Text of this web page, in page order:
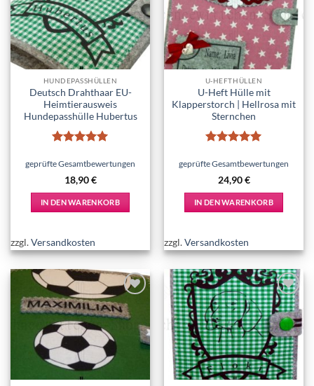
Optionen
können
auf
der
Produktseite
gewählt
werden
wishlist
HUNDEPASSHÜLLEN
Deutsch Drahthaar EU-
Heimtierausweis
Hundepasshülle Hubertus
mit5von
geprüfte Gesamtbewertungen
18,90€
IN DEN WARENKORB
zzgl.Versandkosten
wishlist
U-HEFTHÜLLEN
U-Heft Hülle mit
Klapperstorch | Hellrosa mit
Sternchen
mit5von
geprüfte Gesamtbewertungen
24,90€
IN DEN WARENKORB
zzgl.Versandkosten
Add to
wishlist
Add to
wishlist